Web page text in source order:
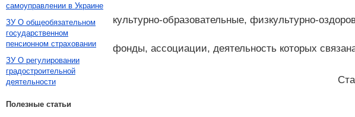
культурно-образовательные, физкультурно-
фонды, ассоциации, деятельность которых
самоуправлении в Украине
ЗУ О общеобязательном
государственном
пенсионном страховании
ЗУ О регулировании
градостроительной
деятельности
Полезные статьи